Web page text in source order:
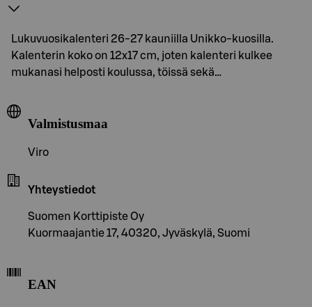
Lukuvuosikalenteri 26-27 kauniilla Unikko-kuosilla.
Kalenterin koko on 12x17 cm, joten kalenteri kulkee
mukanasi helposti koulussa, töissä sekä…
Valmistusmaa
Viro
Yhteystiedot
Suomen Korttipiste Oy
Kuormaajantie 17, 40320, Jyväskylä, Suomi
EAN